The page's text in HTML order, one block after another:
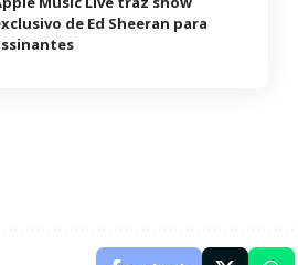
de Ed Sheeran para